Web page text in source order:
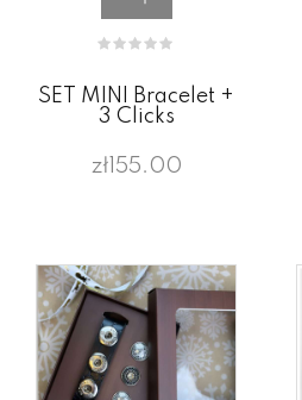
SET MINI Bracelet +
3 Clicks
zł155.00